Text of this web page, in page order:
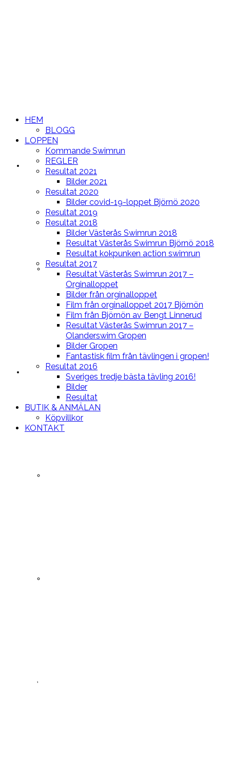
HEM
BLOGG
LOPPEN
HEM
BLOGG
LOPPEN
Kommande Swimrun
REGLER
Resultat 2021
Bilder 2021
Resultat 2020
Bilder covid-19-loppet Björnö 2020
Resultat 2019
Resultat 2018
Bilder Västerås Swimrun 2018
Resultat Västerås Swimrun Björnö 2018
Resultat kokpunken action swimrun
Resultat 2017
Resultat Västerås Swimrun 2017 –
Orginalloppet
Bilder från orginalloppet
Film från orginalloppet 2017 Björnön
Film från Björnön av Bengt Linnerud
Resultat Västerås Swimrun 2017 –
Olanderswim Gropen
Bilder Gropen
Fantastisk film från tävlingen i gropen!
Resultat 2016
Sveriges tredje bästa tävling 2016!
Bilder
Resultat
BUTIK & ANMÄLAN
Köpvillkor
KONTAKT
Swimrun